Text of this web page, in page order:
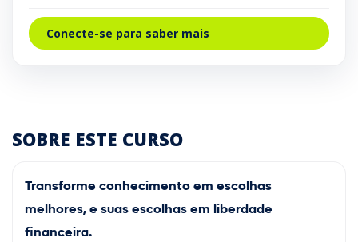
SOBRE ESTE CURSO
Transforme conhecimento em escolhas
melhores, e suas escolhas em liberdade
financeira.
Conecte-se para saber mais